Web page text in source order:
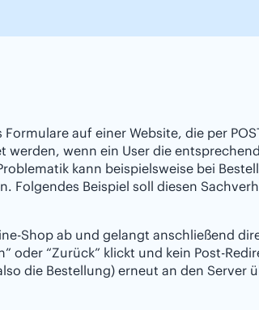
auf einer Website, die per
wenn ein User die
kann beispielsweise bei
Folgendes Beispiel soll diesen
Shop ab und gelangt anschließend
oder “Zurück” klickt und kein Post-
die Bestellung) erneut an den Server